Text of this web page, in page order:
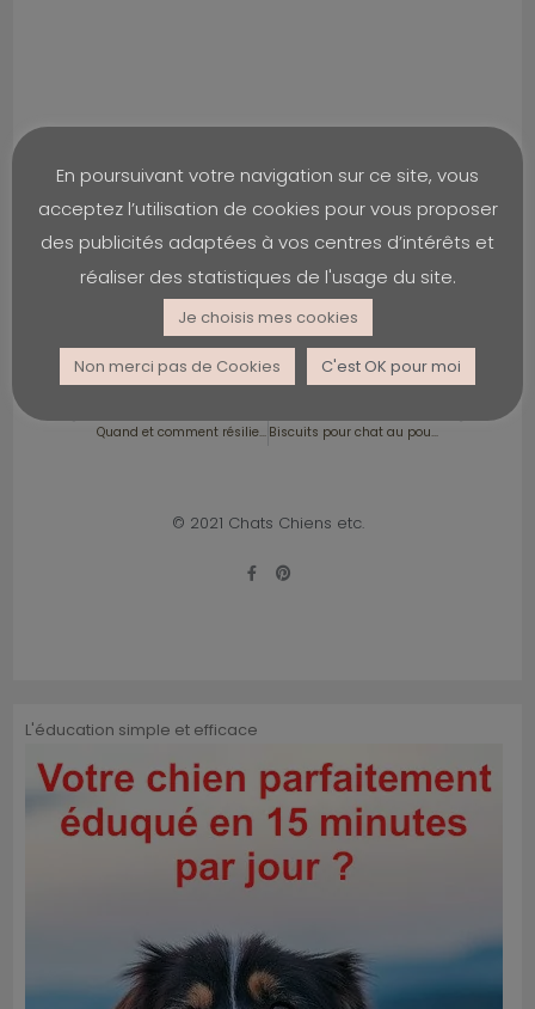
Dysplasie de la hanche
11:32
Dysplasie de la hanche chez le chien — Causes,
symptômes, diagnostic et traitements Dysplasie
Quand et comment résilier une mutuelle vétérinaire ? Biscuits pour chat au poulet sans gluten
© 2021 Chats Chiens etc.
L'éducation simple et efficace
En poursuivant votre navigation sur ce site, vous
acceptez l’utilisation de cookies pour vous proposer
des publicités adaptées à vos centres d’intérêts et
réaliser des statistiques de l'usage du site.
Je choisis mes cookies
Non merci pas de Cookies C'est OK pour moi